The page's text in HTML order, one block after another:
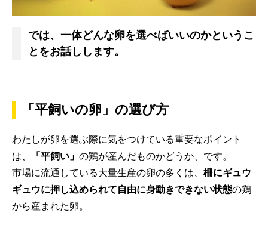
では、一体どんな卵を選べばいいのかというこ
とをお話しします。
「平飼いの卵」の選び方
わたしが卵を選ぶ際に気をつけている重要なポイント
は、
「平飼い」 の鶏が産んだものかどうか、です。
市場に流通している大量生産の卵の多くは、 柵にギュウ
ギュウに押し込められて自由に身動きできない状態の鶏
から産まれた卵。